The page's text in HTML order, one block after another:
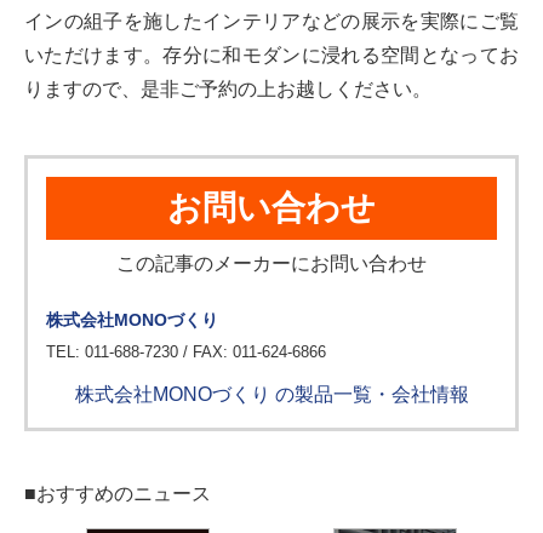
インの組子を施したインテリアなどの展示を実際にご覧
いただけます。存分に和モダンに浸れる空間となってお
りますので、是非ご予約の上お越しください。
お問い合わせ
この記事のメーカーにお問い合わせ
株式会社MONOづくり
TEL: 011-688-7230 / FAX: 011-624-6866
株式会社MONOづくり の製品一覧・会社情報
■おすすめのニュース